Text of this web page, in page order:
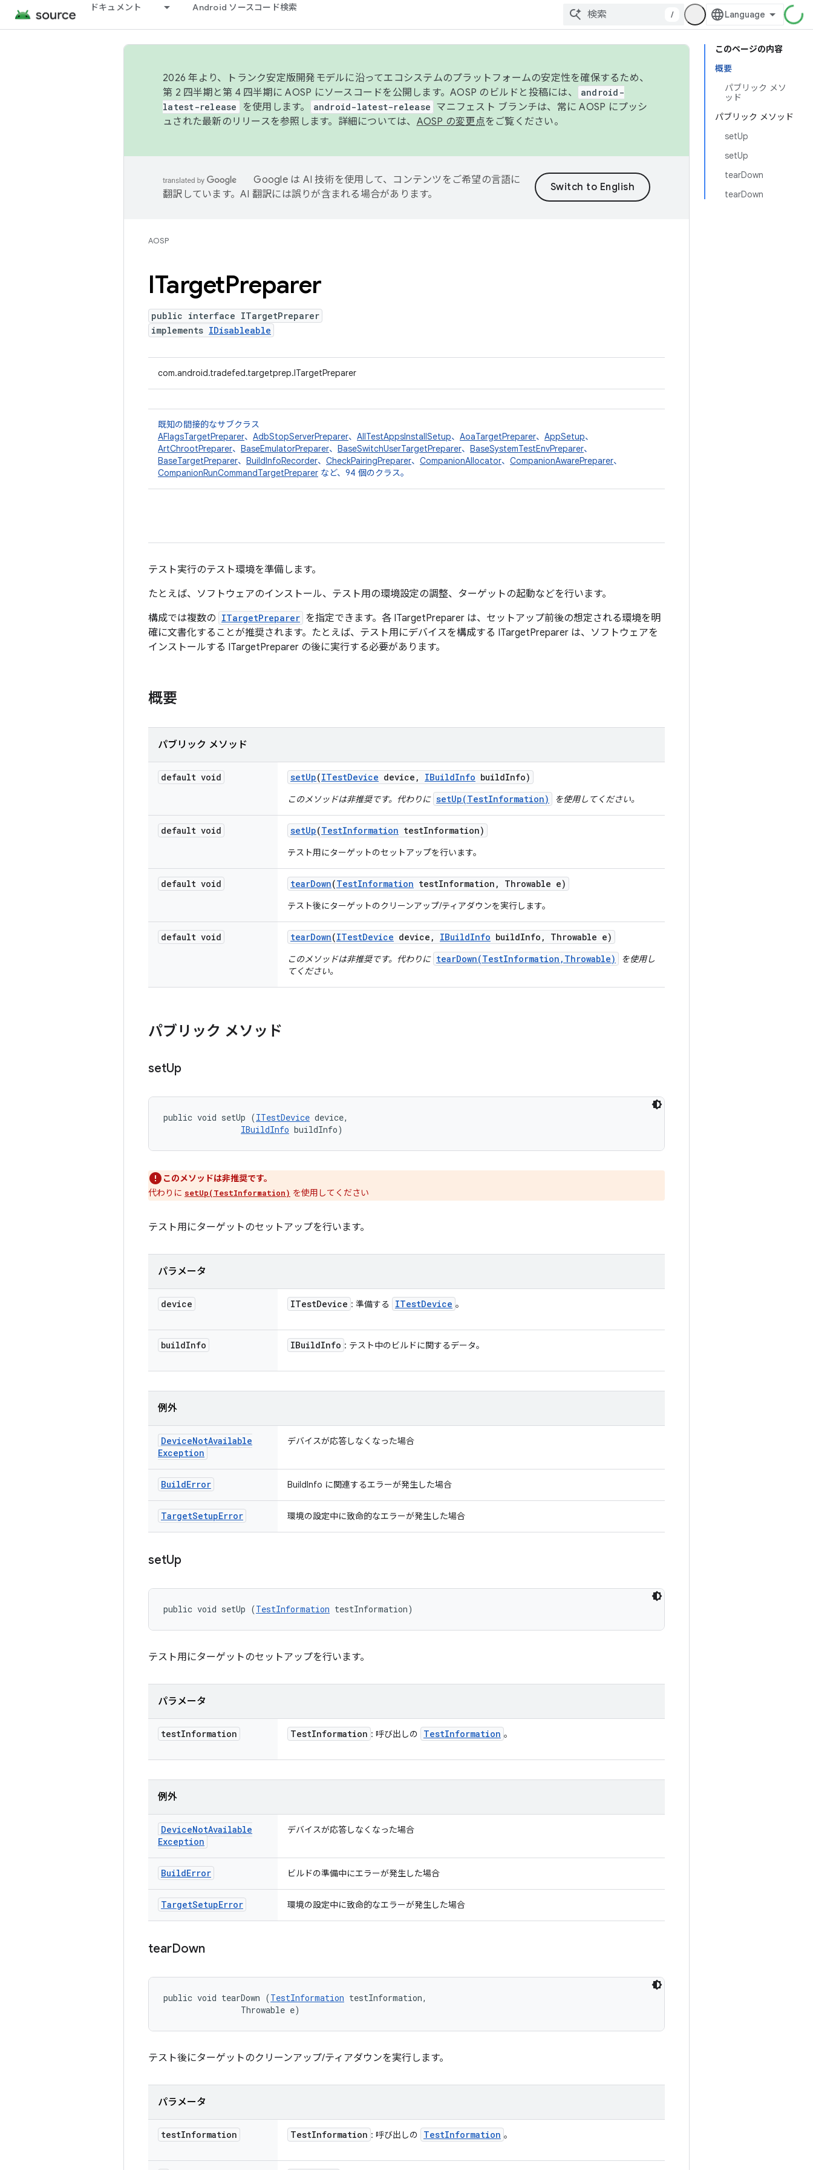
ドキュメント Android ソースコード検索
/
このページの内容
概要
パブリック メソ
ッド
パブリック メソッド
setUp
setUp
tearDown
tearDown
2026 年より、トランク安定版開発モデルに沿ってエコシステムのプラットフォームの安定性を確保するため、
第 2 四半期と第 4 四半期に AOSP にソースコードを公開します。AOSP のビルドと投稿には、
android-
latest-release
を使用します。 android-latest-release マニフェスト ブランチは、常に AOSP にプッシ
ュされた最新のリリースを参照します。詳細については、 AOSP の変更点をご覧ください。
Google は AI 技術を使用して、コンテンツをご希望の言語に
翻訳しています。AI 翻訳には誤りが含まれる場合があります。
AOSP
ITargetPreparer
public interface ITargetPreparer
implements IDisableable
com.android.tradefed.targetprep.ITargetPreparer
既知の間接的なサブクラス
AFlagsTargetPreparer、 AdbStopServerPreparer、 AllTestAppsInstallSetup、 AoaTargetPreparer、 AppSetup、
ArtChrootPreparer、 BaseEmulatorPreparer、 BaseSwitchUserTargetPreparer、 BaseSystemTestEnvPreparer、
BaseTargetPreparer、 BuildInfoRecorder、 CheckPairingPreparer、 CompanionAllocator、 CompanionAwarePreparer、
CompanionRunCommandTargetPreparer など、94 個のクラス。
テスト実行のテスト環境を準備します。
たとえば、ソフトウェアのインストール、テスト用の環境設定の調整、ターゲットの起動などを行います。
構成では複数の ITargetPreparer を指定できます。各 ITargetPreparer は、セットアップ前後の想定される環境を明
確に文書化することが推奨されます。たとえば、テスト用にデバイスを構成する ITargetPreparer は、ソフトウェアを
インストールする ITargetPreparer の後に実行する必要があります。
概要
パブリック メソッド
default void setUp(ITestDevice device , IBuildInfo buildInfo)
このメソッドは非推奨です。代わりに setUp(TestInformation) を使用してください。
default void setUp(TestInformation testInformation)
テスト用にターゲットのセットアップを行います。
default void tearDown(TestInformation testInformation , Throwable e)
テスト後にターゲットのクリーンアップ/ティアダウンを実行します。
default void tearDown(ITestDevice device , IBuildInfo buildInfo , Throwable e)
このメソッドは非推奨です。代わりに tearDown(TestInformation,Throwable)
を使用し
てください。
パブリック メソッド
setUp
public void setUp (ITestDevice device,
IBuildInfo buildInfo)
このメソッドは非推奨です。
代わりに setUp(TestInformation) を使用してください
テスト用にターゲットのセットアップを行います。
パラメータ
device ITestDevice : 準備する ITestDevice 。
buildInfo IBuildInfo : テスト中のビルドに関するデータ。
例外
DeviceNotAvailable
Exception
デバイスが応答しなくなった場合
BuildError BuildInfo に関連するエラーが発生した場合
TargetSetupError 環境の設定中に致命的なエラーが発生した場合
setUp
public void setUp (TestInformation testInformation)
テスト用にターゲットのセットアップを行います。
パラメータ
testInformation TestInformation : 呼び出しの TestInformation 。
例外
DeviceNotAvailable
Exception
デバイスが応答しなくなった場合
BuildError ビルドの準備中にエラーが発生した場合
TargetSetupError 環境の設定中に致命的なエラーが発生した場合
tearDown
public void tearDown (TestInformation testInformation,
                Throwable e)
テスト後にターゲットのクリーンアップ/ティアダウンを実行します。
パラメータ
testInformation TestInformation : 呼び出しの TestInformation 。